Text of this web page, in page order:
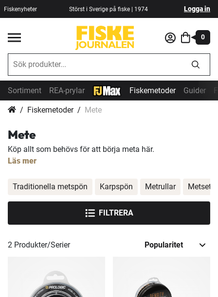
Fiskenyheter Störst i Sverige på fiske | 1974 Logga in
0
Sortiment REA-prylar Fiskemetoder Guider
Fiskemetoder Mete
Mete
Köp allt som behövs för att börja meta här.
Läs mer
2 Produkter/Serier
Traditionella metspön Karpspön Metrullar Metset
FILTRERA